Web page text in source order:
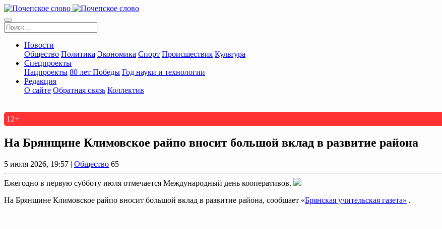
Новости
Общество Политика Экономика Спорт Происшествия Культура
Спецпроекты
Нацпроекты 80 лет Победы Год науки и технологии
Редакция
О сайте Обратная связь Коллектив
12+
На Брянщине Климовское райпо вносит большой вклад в развитие района
5 июля 2026, 19:57 | Общество 65
Ежегодно в первую субботу июля отмечается Международный день кооперативов.
На Брянщине Климовское райпо вносит большой вклад в развитие района, сообщает «Брянская учительская газета» .